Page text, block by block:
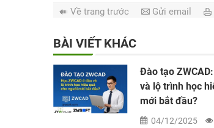
Về trang trước Gửi email
BÀI VIẾT KHÁC
Đào tạo
và lộ trình học
mới bắt đầu?
04/12/2025